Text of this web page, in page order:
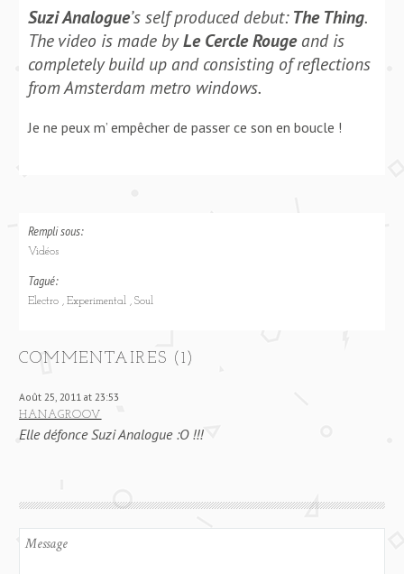
Suzi Analogue’s self produced debut:The Thing.
The video is made byLe Cercle Rougeand is
completely build up and consisting of reflections
from Amsterdam metro windows.
Je ne peux m’ empêcher de passer ce son en boucle !
Rempli sous:
Vidéos
Tagué:
Electro Experimental Soul
COMMENTAIRES (1)
Août 25, 2011 at 23:53
HANAGROOV
Elle défonce Suzi Analogue :O !!!